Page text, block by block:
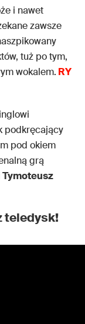
i nawet
zawsze
tuż po tym,
wokalem. RY
podkręcający
pod okiem
grą
teledysk!